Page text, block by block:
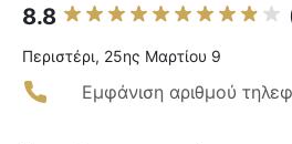
8.8
Περιστέρι, 25ης Μαρτίου 9
Εμφάνιση αριθμού